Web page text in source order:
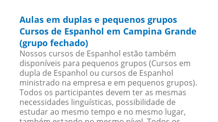
Aulas em duplas e pequenos grupos
Cursos de Espanhol em Campina Grande
(grupo fechado)
Nossos cursos de Espanhol estão também
disponíveis para pequenos grupos (Cursos em
dupla de Espanhol ou cursos de Espanhol
ministrado na empresa e em pequenos grupos).
Todos os participantes devem ter as mesmas
necessidades linguísticas, possibilidade de
estudar ao mesmo tempo e no mesmo lugar,